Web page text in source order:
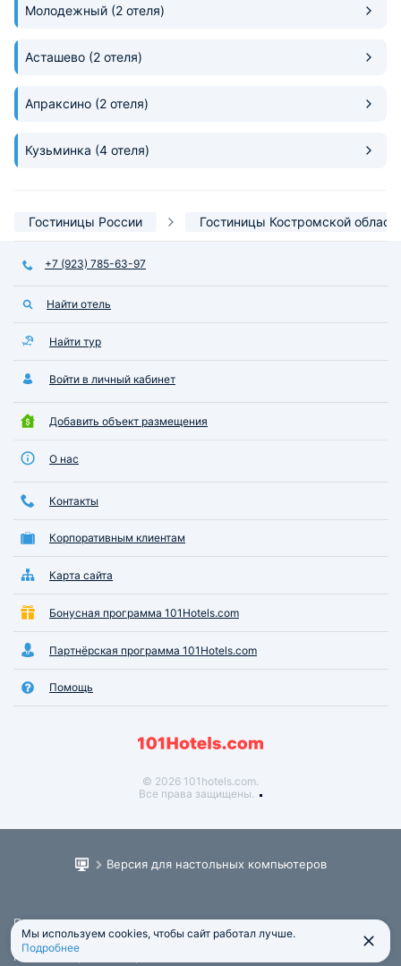
Молодежный (2 отеля)
Асташево (2 отеля)
Апраксино (2 отеля)
Кузьминка (4 отеля)
Гостиницы России Гостиницы Костромской
+7 (923) 785-63-97
Найти отель
Найти тур
Войти в личный кабинет
Добавить объект размещения
О нас
Контакты
Корпоративным клиентам
Карта сайта
Бонусная программа 101Hotels.com
Партнёрская программа 101Hotels.com
Помощь
© 2026 101hotels.com.
Все права защищены.
Версия для настольных компьютеров
Пользовательское соглашение
Юридическая информация
Политика обработки персональных данных
Мы используем cookies, чтобы сайт работал лучше.
Подробнее